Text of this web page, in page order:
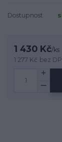
Dostupnost
1 430 Kč/ks
1 277 Kč bez